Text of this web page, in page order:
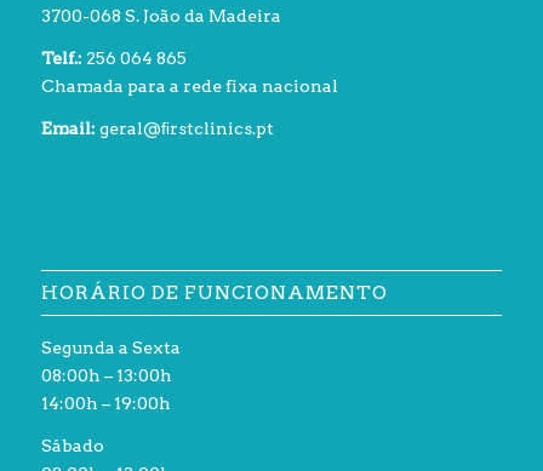
3700-068 S. João da Madeira
Telf.: 256 064 865
Chamada para a rede fixa nacional
Email: geral@ﬁrstclinics.pt
HORÁRIO DE FUNCIONAMENTO
Segunda a Sexta
08:00h – 13:00h
14:00h – 19:00h
Sábado